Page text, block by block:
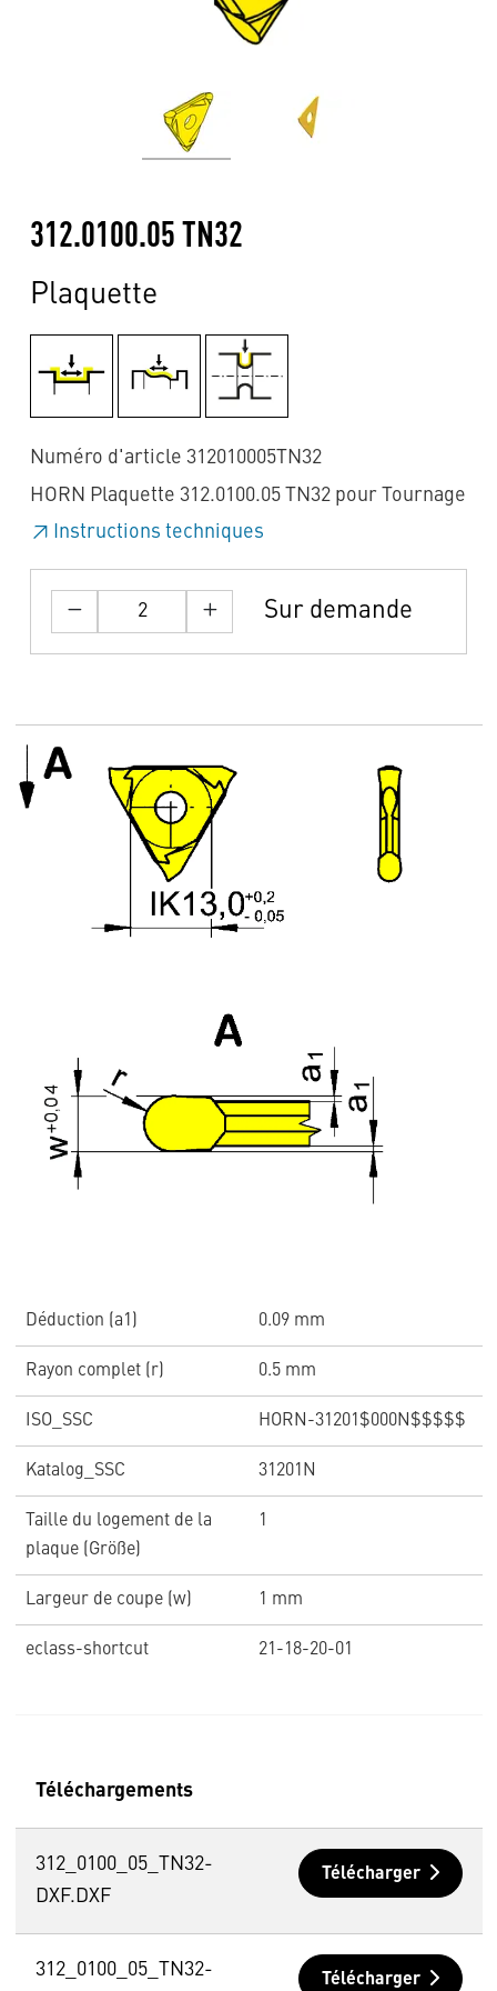
312.0100.05 TN32
Plaquette
Numéro d'article 312010005TN32
HORN Plaquette 312.0100.05 TN32 pour Tournage
Instructions techniques
Sur demande
Déduction (a1) 0.09 mm
Rayon complet (r) 0.5 mm
ISO_SSC HORN-31201$000N$$$$$
Katalog_SSC 31201N
Taille du logement de la
plaque (Größe)
1
Largeur de coupe (w) 1 mm
eclass-shortcut 21-18-20-01
Téléchargements
312_0100_05_TN32-
DXF.DXF
Télécharger
312_0100_05_TN32- Télécharger